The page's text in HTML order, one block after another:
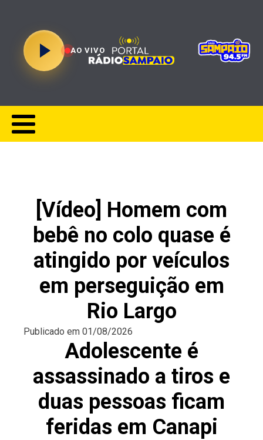
AO VIVO
[Vídeo] Homem com
bebê no colo quase é
atingido por veículos
em perseguição em
Rio Largo
Publicado em 01/08/2026
Adolescente é
assassinado a tiros e
duas pessoas ficam
feridas em Canapi